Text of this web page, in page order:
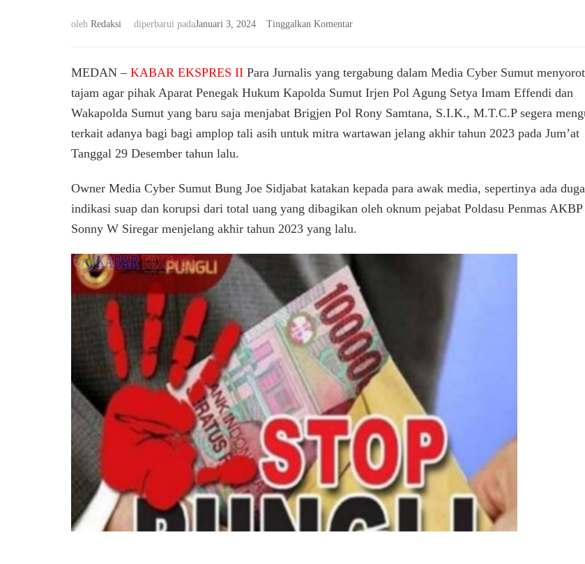
oleh Redaksi diperbarui padaJanuari 3, 2024 Tinggalkan Komentarpada
Minta
Poldasu
Terbuka
Terkait
bagi
Oknum
Penmas
Poldasu
MEDAN – KABAR EKSPRES II Para Jurnalis yang tergabung dalam Media Cyber Sumut
tajam agar pihak Aparat Penegak Hukum Kapolda Sumut Irjen Pol Agung Setya Imam Effendi dan
Wakapolda Sumut yang baru saja menjabat Brigjen Pol Rony Samtana, S.I.K., M.T.C.P segera
terkait adanya bagi bagi amplop tali asih untuk mitra wartawan jelang akhir tahun 2023 pada Jum’at
Tanggal 29 Desember tahun lalu.
Owner Media Cyber Sumut Bung Joe Sidjabat katakan kepada para awak media, sepertinya ada
indikasi suap dan korupsi dari total uang yang dibagikan oleh oknum pejabat Poldasu Penmas AKBP
Sonny W Siregar menjelang akhir tahun 2023 yang lalu.